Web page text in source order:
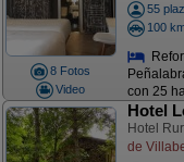
8 Fotos
Video
55
100
con 25
Hotel
Hotel
de